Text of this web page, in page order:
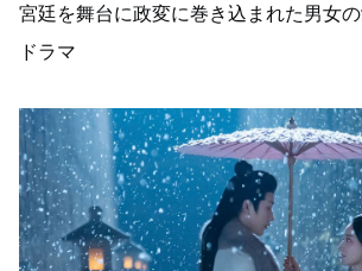
宮廷を舞台に政変に巻き込まれた男女
ドラマ